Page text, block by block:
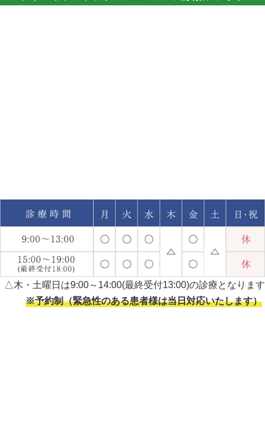
△木・土曜日は9:00～14:00(最終受付13:00)の診療となります
※予約制（緊急性のある患者様は当日対応いたします）